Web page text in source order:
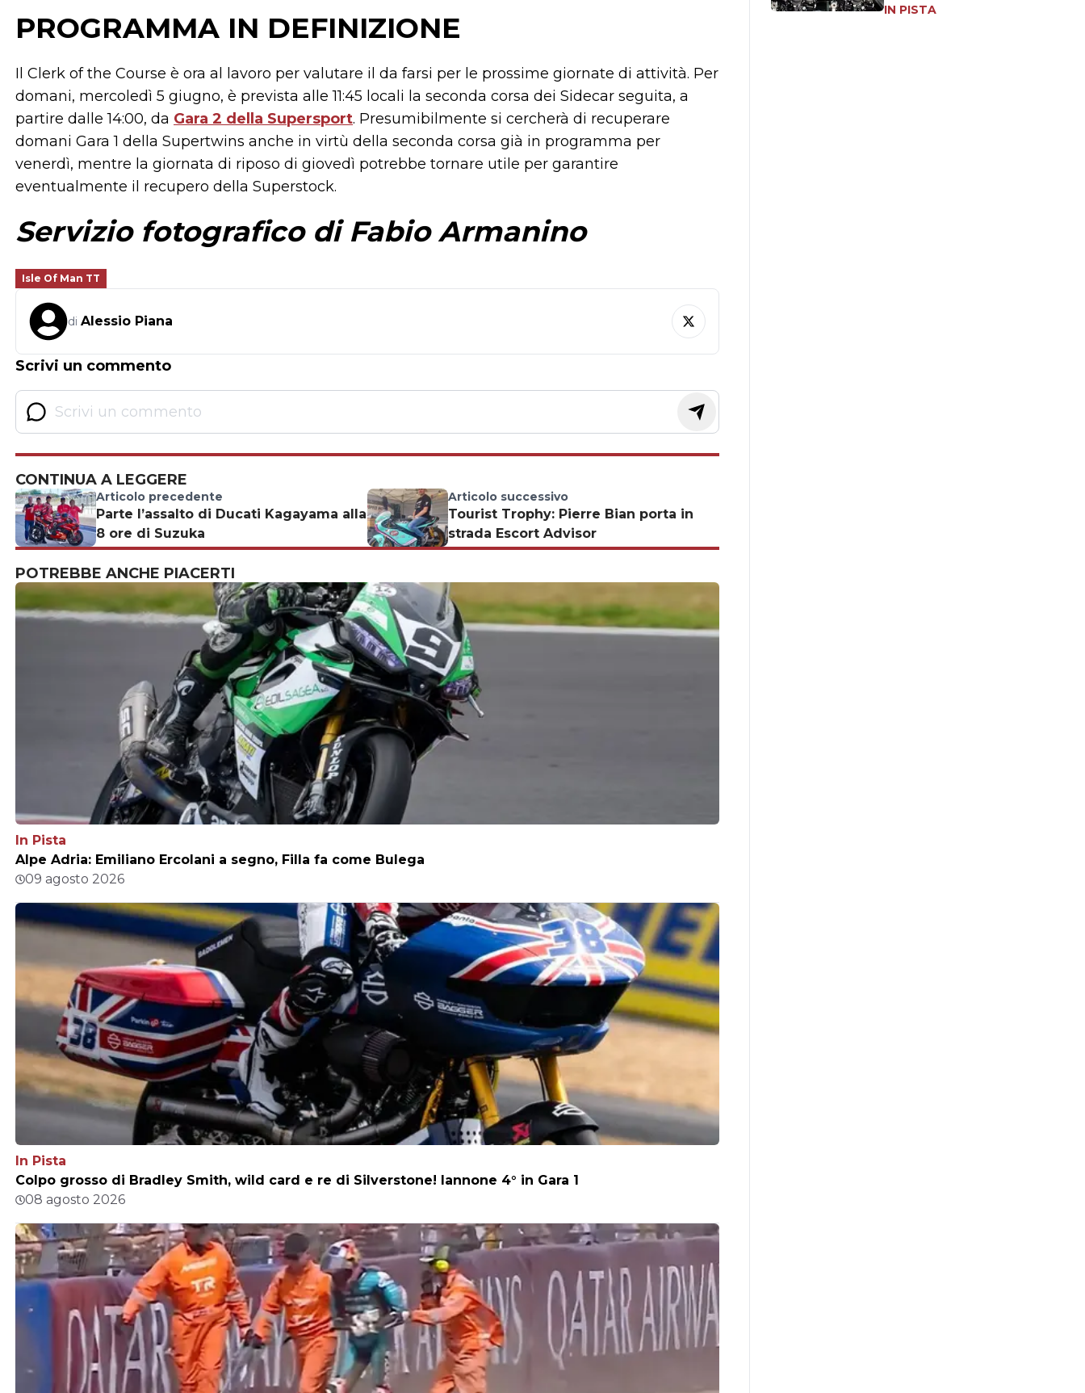
PROGRAMMA IN DEFINIZIONE
Il Clerk of the Course è ora al lavoro per valutare il da farsi per le prossime giornate di attività. Per
domani, mercoledì 5 giugno, è prevista alle 11:45 locali la seconda corsa dei Sidecar seguita, a
partire dalle 14:00, da Gara 2 della Supersport. Presumibilmente si cercherà di recuperare
domani Gara 1 della Supertwins anche in virtù della seconda corsa già in programma per
venerdì, mentre la giornata di riposo di giovedì potrebbe tornare utile per garantire
eventualmente il recupero della Superstock.
Servizio fotografico di Fabio Armanino
Isle Of Man TT
di Alessio Piana
Scrivi un commento
CONTINUA A LEGGERE
Articolo precedente
Parte l’assalto di Ducati Kagayama alla
8 ore di Suzuka
Articolo successivo
Tourist Trophy: Pierre Bian porta in
strada Escort Advisor
POTREBBE ANCHE PIACERTI
In Pista
Alpe Adria: Emiliano Ercolani a segno, Filla fa come Bulega
09 agosto 2026
In Pista
Colpo grosso di Bradley Smith, wild card e re di Silverstone! Iannone 4° in Gara 1
08 agosto 2026
IN PISTA